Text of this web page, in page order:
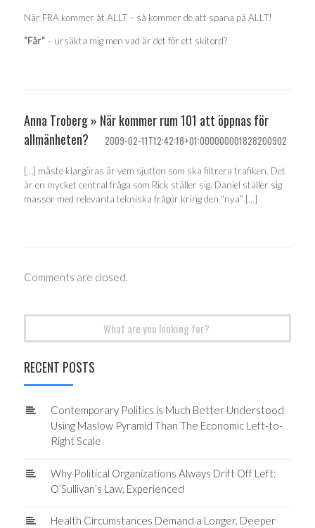
När FRA kommer åt ALLT – så kommer de att spana på ALLT!
“Får” – ursäkta mig men vad är det för ett skitord?
Anna Troberg » När kommer rum 101 att öppnas för
allmänheten?
2009-02-11T12:42:18+01:000000001828200902
[…] måste klargöras är vem sjutton som ska filtrera trafiken. Det
är en mycket central fråga som Rick ställer sig. Daniel ställer sig
massor med relevanta tekniska frågor kring den “nya” […]
Comments are closed.
RECENT POSTS
Contemporary Politics is Much Better Understood
Using Maslow Pyramid Than The Economic Left-to-
Right Scale
Why Political Organizations Always Drift Off Left:
O’Sullivan’s Law, Experienced
Health Circumstances Demand a Longer, Deeper